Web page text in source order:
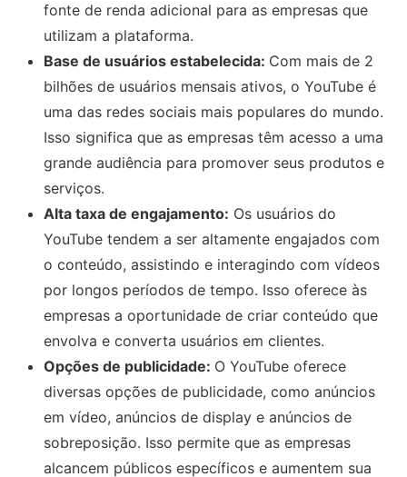
fonte de renda adicional para as empresas que
utilizam a plataforma.
Base de usuários estabelecida: Com mais de 2
bilhões de usuários mensais ativos, o YouTube é
uma das redes sociais mais populares do mundo.
Isso significa que as empresas têm acesso a uma
grande audiência para promover seus produtos e
serviços.
Alta taxa de engajamento: Os usuários do
YouTube tendem a ser altamente engajados com
o conteúdo, assistindo e interagindo com vídeos
por longos períodos de tempo. Isso oferece às
empresas a oportunidade de criar conteúdo que
envolva e converta usuários em clientes.
Opções de publicidade: O YouTube oferece
diversas opções de publicidade, como anúncios
em vídeo, anúncios de display e anúncios de
sobreposição. Isso permite que as empresas
alcancem públicos específicos e aumentem sua